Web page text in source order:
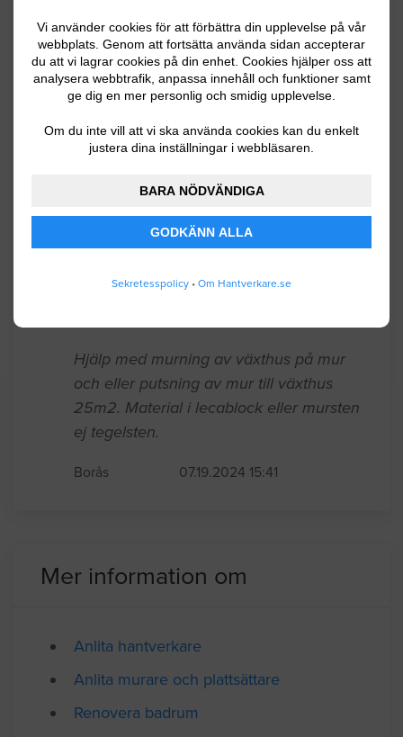
Vi använder cookies för att förbättra din upplevelse på vår
webbplats. Genom att fortsätta använda sidan accepterar
du att vi lagrar cookies på din enhet. Cookies hjälper oss att
analysera webbtrafik, anpassa innehåll och funktioner samt
ge dig en mer personlig och smidig upplevelse.
Om du inte vill att vi ska använda cookies kan du enkelt
justera dina inställningar i webbläsaren.
BARA NÖDVÄNDIGA
GODKÄNN ALLA
Sekretesspolicy • Om Hantverkare.se
Jag behöver skapa en dörröppning i vad
jag tror är en tegelvägg, och sätta igen
en annan öppning i tegelväggen, för att
återställa lägenheten till
originalplanlösning.
09.12.2024 09:50
Murning / Plattsättning
Foga om tegelfasad, kortsida ca 50kvm.
Murning / Plattsättning
Hjälp med murning av växthus på mur
25m2. Material i lecablock eller mursten
Mer information om
Anlita hantverkare